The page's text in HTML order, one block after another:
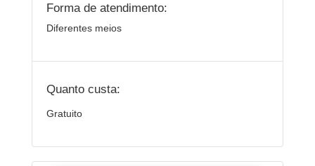
Forma de atendimento:
Diferentes meios
Quanto custa:
Gratuito